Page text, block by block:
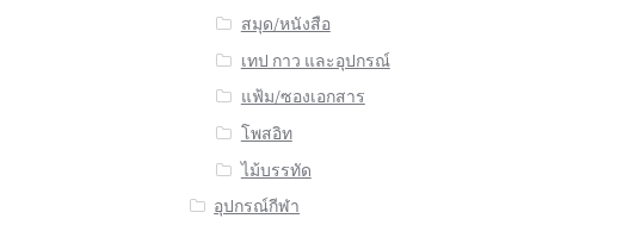
สมุด/หนังสือ
เทป กาว และอุปกรณ์
แฟ้ม/ซองเอกสาร
โพสอิท
ไม้บรรทัด
อุปกรณ์กีฬา